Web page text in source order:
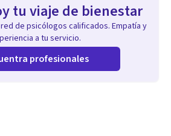
tu viaje de bienestar
de psicólogos calificados. Empatía y
a tu servicio.
profesionales